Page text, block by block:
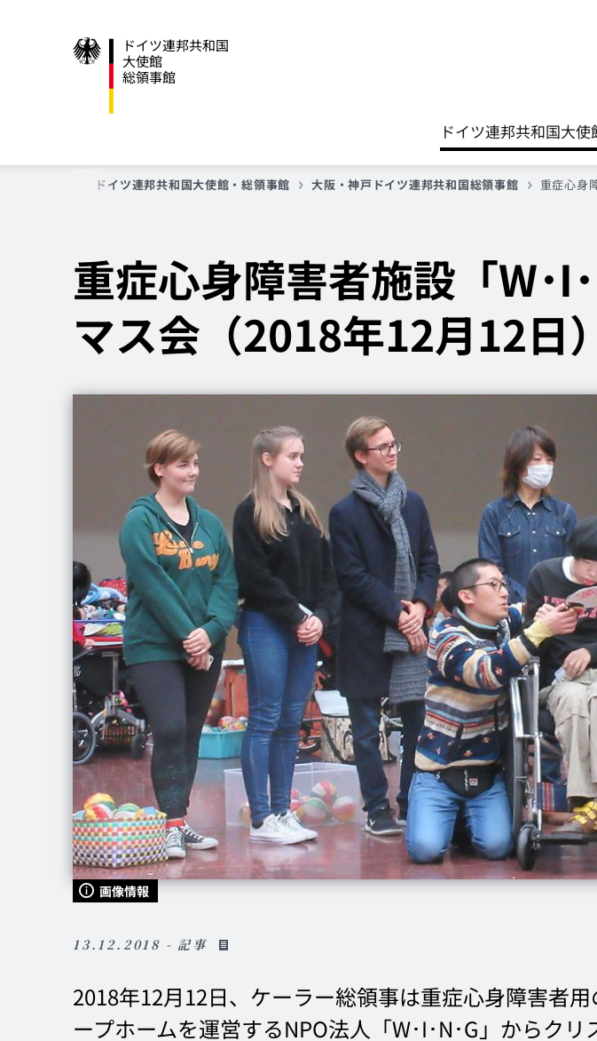
ドイツ連邦共和国
大使館
総領事館
ドイツ連邦共和国大
ドイツ連邦共和国大使館・総領事館 大阪・神戸ドイツ連邦共和国総領事館 重症心身
重症心身障害者施設「W･I
マス会（2018年12月12日）
画像情報
13.12.2018 - 記事
2018年12月12日、ケーラー総領事は重症心身障害者
ープホームを運営するNPO法人「W･I･N･G」からクリ